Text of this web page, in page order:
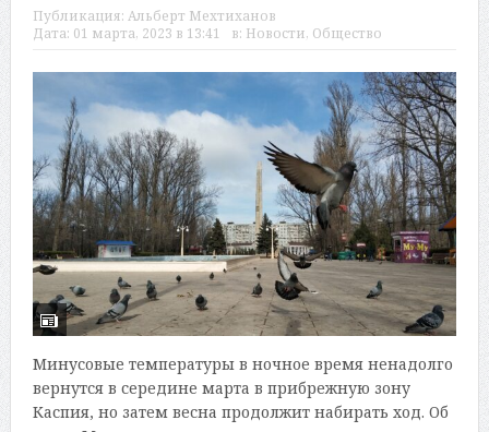
Публикация: Альберт Мехтиханов
Дата: 01 марта, 2023 в 13:41 в: Новости, Общество
Минусовые температуры в ночное время ненадолго
вернутся в середине марта в прибрежную зону
Каспия, но затем весна продолжит набирать ход. Об